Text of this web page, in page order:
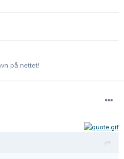
på nettet!